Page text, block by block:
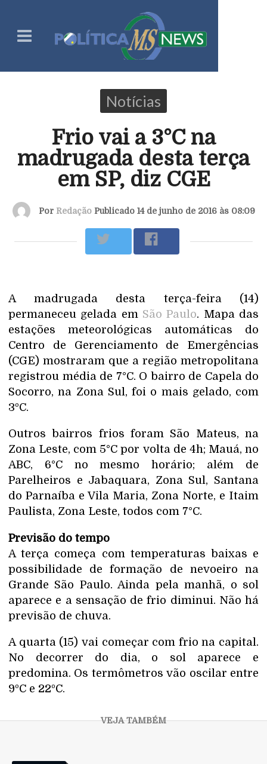
Notícias
Frio vai a 3°C na
madrugada desta terça
em SP, diz CGE
Por RedaçãoPublicado 14 de junho de 2016 às 08:09
A madrugada desta terça-feira (14)
permaneceu gelada em São Paulo. Mapa das
estações meteorológicas automáticas do
Centro de Gerenciamento de Emergências
(CGE) mostraram que a região metropolitana
registrou média de 7°C. O bairro de Capela do
Socorro, na Zona Sul, foi o mais gelado, com
3ºC.
Outros bairros frios foram São Mateus, na
Zona Leste, com 5°C por volta de 4h; Mauá, no
ABC, 6°C no mesmo horário; além de
Parelheiros e Jabaquara, Zona Sul, Santana
do Parnaíba e Vila Maria, Zona Norte, e Itaim
Paulista, Zona Leste, todos com 7°C.
Previsão do tempo
A terça começa com temperaturas baixas e
possibilidade de formação de nevoeiro na
Grande São Paulo. Ainda pela manhã, o sol
aparece e a sensação de frio diminui. Não há
previsão de chuva.
A quarta (15) vai começar com frio na capital.
No decorrer do dia, o sol aparece e
predomina. Os termômetros vão oscilar entre
9ºC e 22ºC.